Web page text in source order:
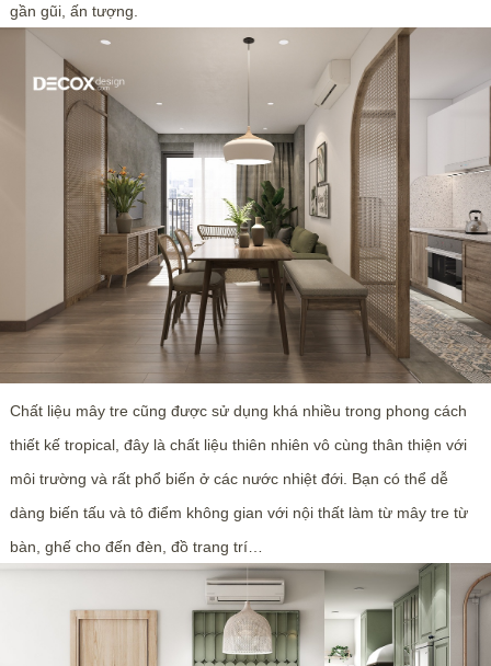
gần gũi, ấn tượng.
Chất liệu mây tre cũng được sử dụng khá nhiều trong phong cách
thiết kế tropical, đây là chất liệu thiên nhiên vô cùng thân thiện với
môi trường và rất phổ biến ở các nước nhiệt đới. Bạn có thể dễ
dàng biến tấu và tô điểm không gian với nội thất làm từ mây tre từ
bàn, ghế cho đến đèn, đồ trang trí…